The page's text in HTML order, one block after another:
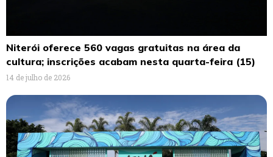
Niterói oferece 560 vagas gratuitas na área da
cultura; inscrições acabam nesta quarta-feira (15)
14 de julho de 2026